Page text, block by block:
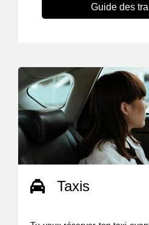
Guide des
Taxis